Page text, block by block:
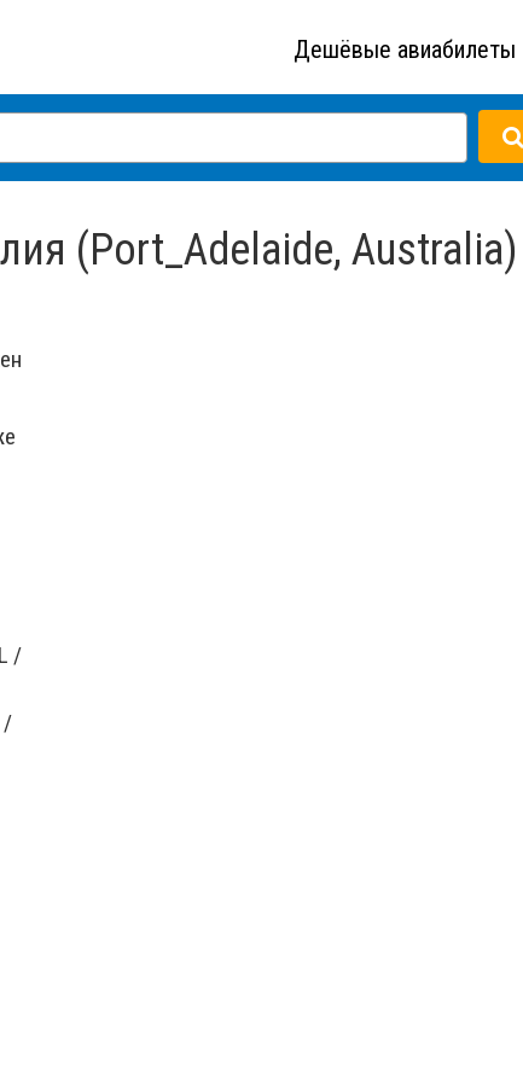
Дешёвые авиабилеты
(Port_Adelaide, Australia)
/
/